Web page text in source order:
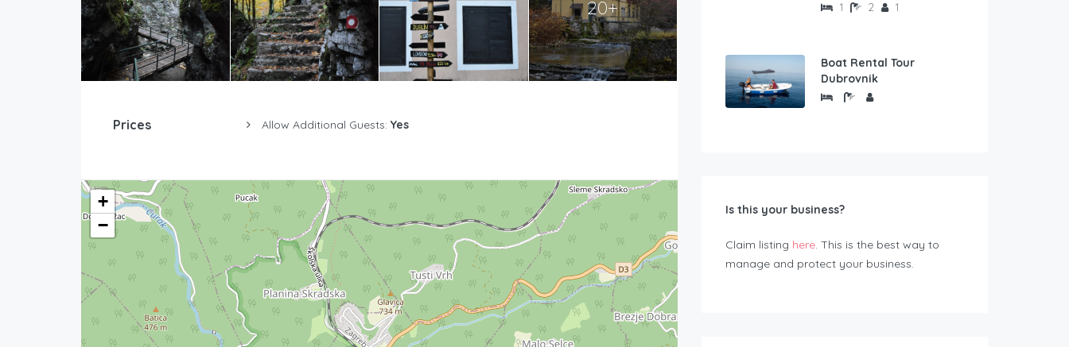
20+
Prices Allow Additional Guests: Yes
+
−
1 2 1
Boat Rental Tour
Dubrovnik
Is this your business?
Claim listing here. This is the best way to
manage and protect your business.